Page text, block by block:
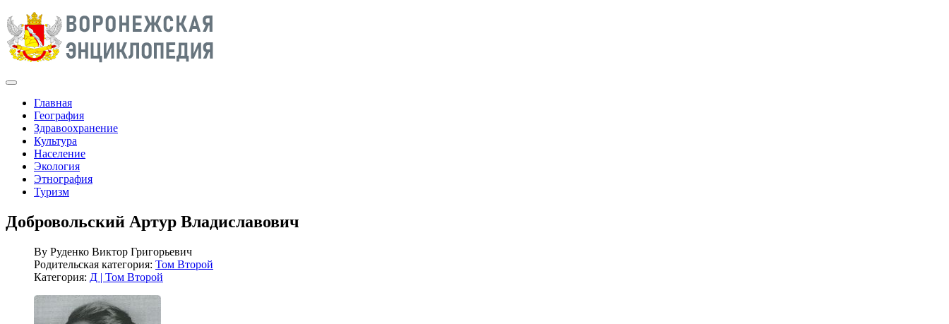
Главная
География
Здравоохранение
Культура
Население
Экология
Этнография
Туризм
Добровольский Артур Владиславович
By Руденко Виктор Григорьевич
Родительская категория: Том Второй
Категория: Д | Том Второй